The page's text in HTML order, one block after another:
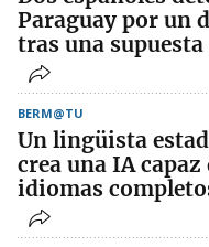
Paraguay por un
tras una
BERM@TU
Un lingüista
crea una IA
idiomas